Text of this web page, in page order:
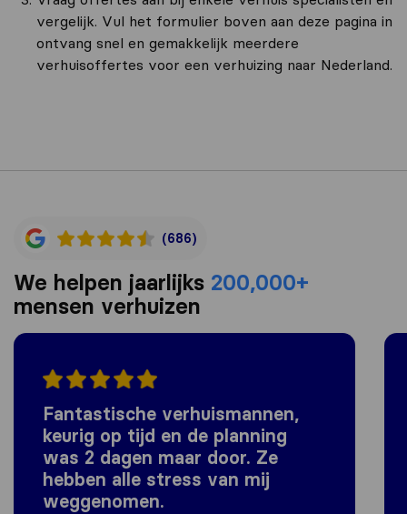
vergelijk. Vul het formulier boven aan deze pagina in
ontvang snel en gemakkelijk meerdere
verhuisoffertes voor een verhuizing naar Nederland.
(686)
We helpen jaarlijks 200,000+
mensen verhuizen
Fantastische verhuismannen,
keurig op tijd en de planning
was 2 dagen maar door. Ze
hebben alle stress van mij
weggenomen.